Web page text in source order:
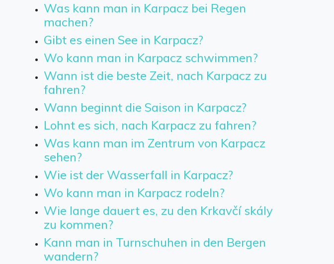
Was kann man in Karpacz bei Regen
machen?
Gibt es einen See in Karpacz?
Wo kann man in Karpacz schwimmen?
Wann ist die beste Zeit, nach Karpacz zu
fahren?
Wann beginnt die Saison in Karpacz?
Lohnt es sich, nach Karpacz zu fahren?
Was kann man im Zentrum von Karpacz
sehen?
Wie ist der Wasserfall in Karpacz?
Wo kann man in Karpacz rodeln?
Wie lange dauert es, zu den Krkavčí skály
zu kommen?
Kann man in Turnschuhen in den Bergen
wandern?